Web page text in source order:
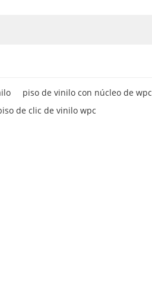
piso de vinilo con núcleo de wpc
de clic de vinilo wpc